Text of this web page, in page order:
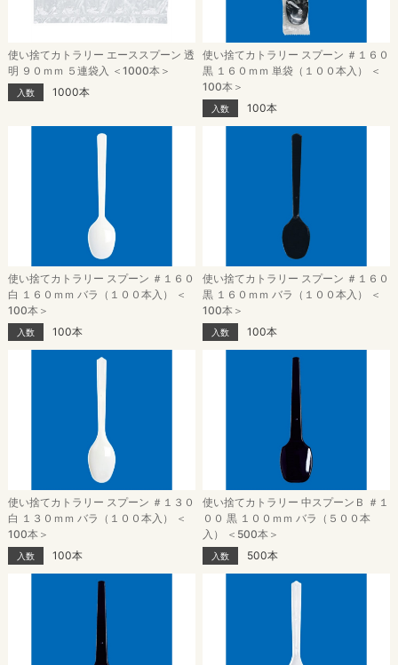
使い捨てカトラリー エーススプーン 透
明 ９０ｍｍ ５連袋入 ＜1000本＞
入数 1000本
使い捨てカトラリー スプーン ＃１６０
黒 １６０ｍｍ 単袋（１００本入） ＜
100本＞
入数 100本
使い捨てカトラリー スプーン ＃１６０
白 １６０ｍｍ バラ（１００本入） ＜
100本＞
入数 100本
使い捨てカトラリー スプーン ＃１６０
黒 １６０ｍｍ バラ（１００本入） ＜
100本＞
入数 100本
使い捨てカトラリー スプーン ＃１３０
白 １３０ｍｍ バラ（１００本入） ＜
100本＞
入数 100本
使い捨てカトラリー 中スプーンＢ ＃１
００ 黒 １００ｍｍ バラ（５００本
入） ＜500本＞
入数 500本